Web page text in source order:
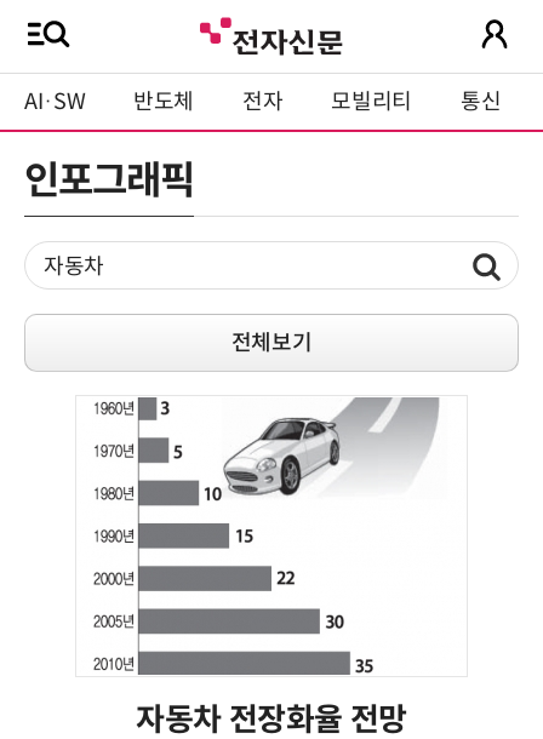
AI·SW 반도체 전자 모빌리티 통신
인포그래픽
전체보기
자동차 전장화율 전망